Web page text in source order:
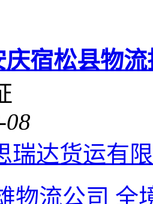
庆宿松县物
08
瑞达货运有